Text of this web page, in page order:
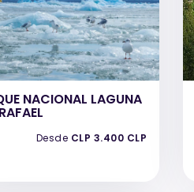
NACIONAL LAGUNA
Desde CLP 3.400 CLP